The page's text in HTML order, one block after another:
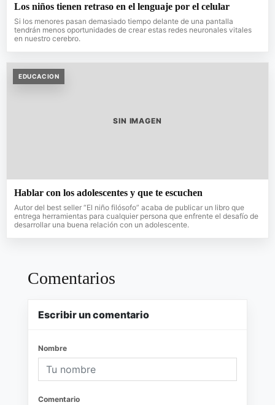
Los niños tienen retraso en el lenguaje por el celular
Si los menores pasan demasiado tiempo delante de una pantalla
tendrán menos oportunidades de crear estas redes neuronales vitales
en nuestro cerebro.
EDUCACION
SIN IMAGEN
Hablar con los adolescentes y que te escuchen
Autor del best seller “El niño filósofo” acaba de publicar un libro que
entrega herramientas para cualquier persona que enfrente el desafío de
desarrollar una buena relación con un adolescente.
Comentarios
Escribir un comentario
Nombre
Comentario